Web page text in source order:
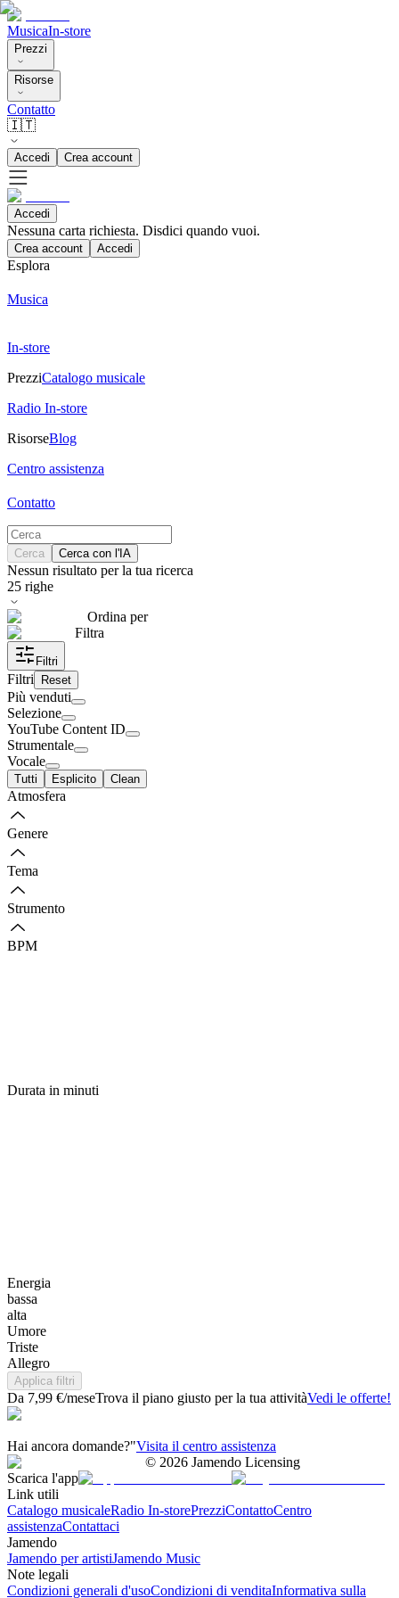
MusicaIn-store
Prezzi
Risorse
Contatto
🇮🇹
Accedi Crea account
Accedi
Nessuna carta richiesta. Disdici quando vuoi.
Crea account Accedi
Esplora
Musica
In-store
PrezziCatalogo musicale
Radio In-store
RisorseBlog
Centro assistenza
Contatto
Cerca Cerca con l'IA
Nessun risultato per la tua ricerca
25 righe
Ordina per
Filtra
Filtri
Filtri Reset
Più venduti
Selezione
YouTube Content ID
Strumentale
Vocale
Tutti Esplicito Clean
Atmosfera
Genere
Tema
Strumento
BPM
Durata in minuti
Energia
bassa
alta
Umore
Triste
Allegro
Applica filtri
Da 7,99 €/meseTrova il piano giusto per la tua attivitàVedi le offerte!
Hai ancora domande?"Visita il centro assistenza
© 2026 Jamendo Licensing
Scarica l'app
Link utili
Catalogo musicaleRadio In-storePrezziContattoCentro
assistenzaContattaci
Jamendo
Jamendo per artistiJamendo Music
Note legali
Condizioni generali d'usoCondizioni di venditaInformativa sulla